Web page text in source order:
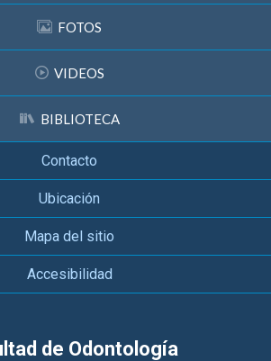
FOTOS
VIDEOS
BIBLIOTECA
Contacto
Ubicación
Mapa del sitio
Accesibilidad
de Odontología